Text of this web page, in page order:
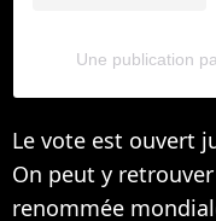
Une publication
Le vote est ouvert
On peut y
renommée